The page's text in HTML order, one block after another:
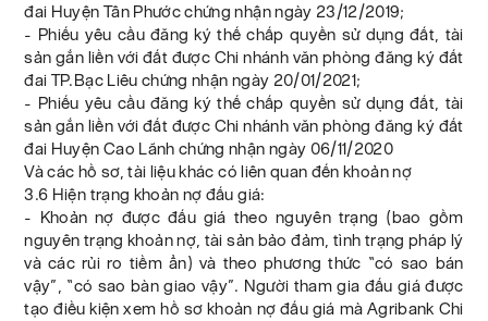
đai Huyện Tân Phước chứng nhận ngày 23/12/2019;
- Phiếu yêu cầu đăng ký thế chấp quyền sử dụng đất, tài
sản gắn liền với đất được Chi nhánh văn phòng đăng ký đất
đai TP.Bạc Liêu chứng nhận ngày 20/01/2021;
- Phiếu yêu cầu đăng ký thế chấp quyền sử dụng đất, tài
sản gắn liền với đất được Chi nhánh văn phòng đăng ký đất
đai Huyện Cao Lãnh chứng nhận ngày 06/11/2020
Và các hồ sơ, tài liệu khác có liên quan đến khoản nợ
3.6 Hiện trạng khoản nợ đấu giá:
- Khoản nợ được đấu giá theo nguyên trạng (bao gồm
nguyên trạng khoản nợ, tài sản bảo đảm, tình trạng pháp lý
và các rủi ro tiềm ẩn) và theo phương thức “có sao bán
vậy”, “có sao bàn giao vậy”. Người tham gia đấu giá được
tạo điều kiện xem hồ sơ khoản nợ đấu giá mà Agribank Chi